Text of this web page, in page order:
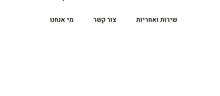
שירות ואחריות צור קשר מי אנחנו